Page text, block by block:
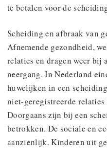
te betalen voor de
Scheiding en afbraak van
Afnemende gezondheid,
relaties en dragen weer bij
neergang. In Nederland
huwelijken in een
niet-geregistreerde
Doorgaans zijn bij een
betrokken. De sociale en
aanzienlijk. Kinderen uit